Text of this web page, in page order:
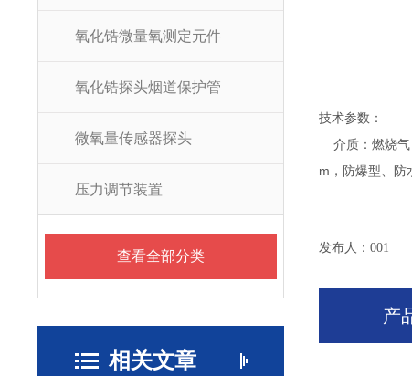
氧化锆微量氧测定元件
氧化锆探头烟道保护管
微氧量传感器探头
压力调节装置
查看全部分类
相关文章
技术参数：
介质：燃烧气
m ，防爆型、防
发布人：001
产